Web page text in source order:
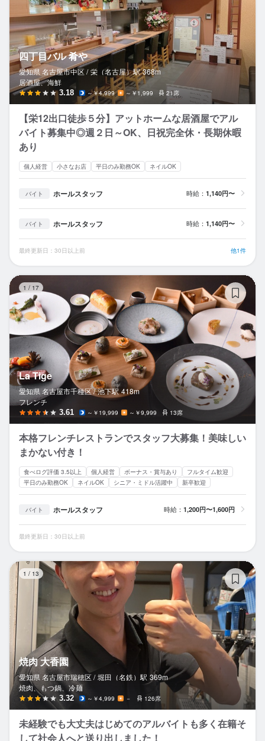
四丁目バル 肴や
愛知県 名古屋市中区 / 栄（名古屋）駅 368m
居酒屋、海鮮
3.18 ～￥4,999 ～￥1,999 21席
【栄12出口徒歩５分】アットホームな居酒屋でアル
バイト募集中◎週２日～OK、日祝完全休・長期休暇
あり
個人経営 小さなお店 平日のみ勤務OK ネイルOK
バイト ホールスタッフ 時給： 1,140円〜
バイト ホールスタッフ 時給： 1,140円〜
最終更新日：30日以上前 他1件
1 / 17
La Tige
愛知県 名古屋市千種区 / 池下駅 418m
フレンチ
3.61 ～￥19,999 ～￥9,999 13席
本格フレンチレストランでスタッフ大募集！美味しい
まかない付き！
食べログ評価 3.5以上 個人経営 ボーナス・賞与あり
フルタイム歓迎
平日のみ勤務OK
ネイルOK シニア・ミドル活躍中 新卒歓迎
バイト ホールスタッフ 時給： 1,200円〜1,600円
最終更新日：30日以上前
1 / 13
焼肉 大香園
愛知県 名古屋市瑞穂区 / 堀田（名鉄） 駅 369m
焼肉、もつ鍋、冷麺
3.32 ～￥4,999 － 126席
未経験でも大丈夫はじめてのアルバイトも多く在籍そ
して社会人へと送り出しました！